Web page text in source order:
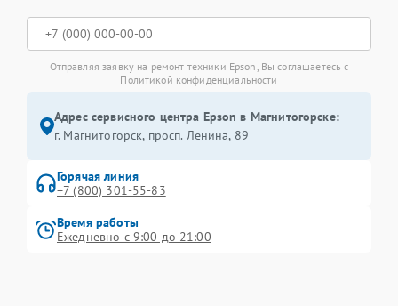
Отправляя заявку на ремонт техники Epson, Вы соглашаетесь с
Политикой конфиденциальности
Адрес сервисного центра Epson в Магнитогорске:
г. Магнитогорск, просп. Ленина, 89
Горячая линия
+7 (800) 301-55-83
Время работы
Ежедневно с 9:00 до 21:00